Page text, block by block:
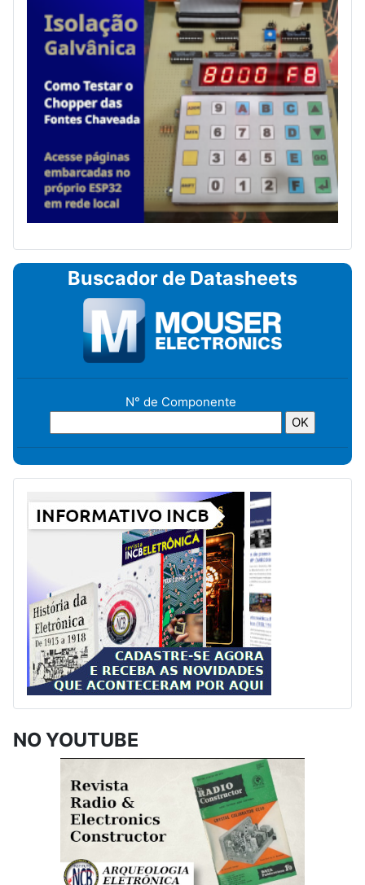
Buscador de Datasheets
N° de Componente
NO YOUTUBE